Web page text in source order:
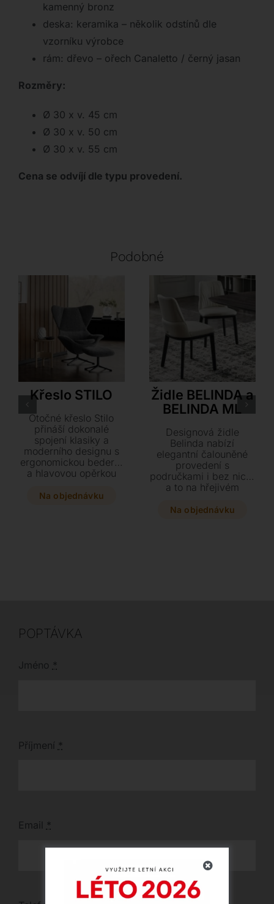
kamenný bronz
deska: keramika – několik odstínů dle
vzorníku výrobce
rám: dřevo – ořech Canaletto / černý jasan
Rozměry:
Ø 30 x v. 45 cm
Ø 30 x v. 50 cm
Ø 30 x v. 55 cm
Cena se odvíjí dle typu provedení.
Podobné
Křeslo STILO
Otočné křeslo Stilo
přináší dokonalé
spojení klasiky a
moderního designu s
ergonomickou bederní
a hlavovou opěrkou
Elegantní kousek o
designu.
Na objednávku
Cattelan Italia
Židle BELINDA a
BELINDA ML
Designová židle
Belinda nabízí
elegantní čalouněné
provedení s
područkami i bez nich,
a to na hřejivém
štíhlém ocelovém
Na objednávku
POPTÁVKA
Jméno *
Příjmení *
Email *